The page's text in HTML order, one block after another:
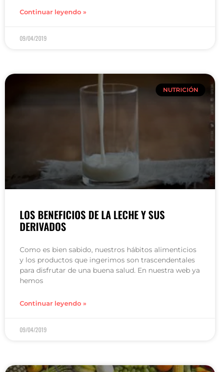
Continuar leyendo »
09/04/2019
NUTRICIÓN
LOS BENEFICIOS DE LA LECHE Y SUS
DERIVADOS
Como es bien sabido, nuestros hábitos alimenticios
y los productos que ingerimos son trascendentales
para disfrutar de una buena salud. En nuestra web ya
hemos
Continuar leyendo »
09/04/2019